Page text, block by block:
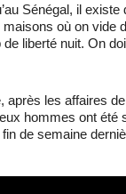
Sénégal, il
où on vide
liberté nuit. On
après les affaires
hommes ont été
de semaine